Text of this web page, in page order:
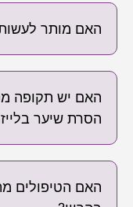
האם מותר לעשות
האם יש תקופה
הסרת שיער
האם הטיפולים